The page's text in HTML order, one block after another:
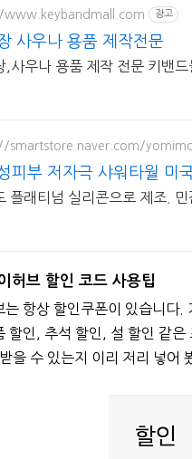
광고
사우나 용품 제작전문
,사우나 용품 제작 전문 키밴드
smartstore.naver.com/
피부 저자극 샤워타월 미
플래티넘 실리콘으로 제조.
허브 할인 코드 사용팁
는 항상 할인쿠폰이 있습니다
할인, 추석 할인, 설 할인 같
을 수 있는지 이리 저리 넣어